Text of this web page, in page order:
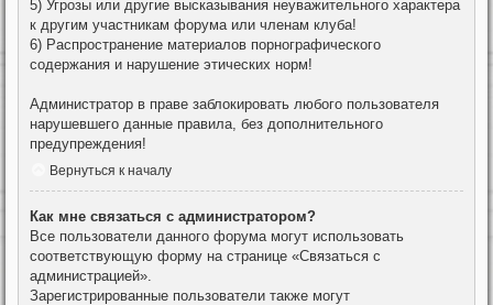
5) Угрозы или другие высказывания неуважительного характера
к другим участникам форума или членам клуба!
6) Распространение материалов порнографического
содержания и нарушение этических норм!
Администратор в праве заблокировать любого пользователя
нарушевшего данные правила, без дополнительного
предупреждения!
Вернуться к началу
Как мне связаться с администратором?
Все пользователи данного форума могут использовать
соответствующую форму на странице «Связаться с
администрацией».
Зарегистрированные пользователи также могут